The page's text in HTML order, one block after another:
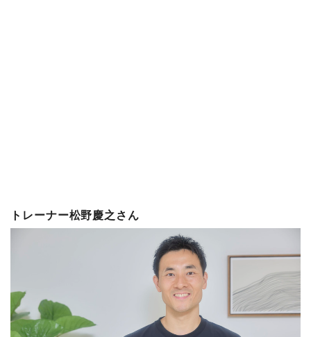
トレーナー松野慶之さん